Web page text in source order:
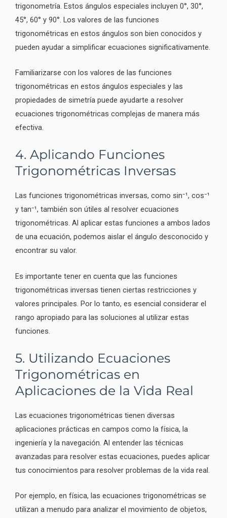
trigonometría. Estos ángulos especiales incluyen 0°, 30°,
45°, 60° y 90°. Los valores de las funciones
trigonométricas en estos ángulos son bien conocidos y
pueden ayudar a simplificar ecuaciones significativamente.
Familiarizarse con los valores de las funciones
trigonométricas en estos ángulos especiales y las
propiedades de simetría puede ayudarte a resolver
ecuaciones trigonométricas complejas de manera más
efectiva.
4. Aplicando Funciones
Trigonométricas Inversas
Las funciones trigonométricas inversas, como sin⁻¹, cos⁻¹
y tan⁻¹, también son útiles al resolver ecuaciones
trigonométricas. Al aplicar estas funciones a ambos lados
de una ecuación, podemos aislar el ángulo desconocido y
encontrar su valor.
Es importante tener en cuenta que las funciones
trigonométricas inversas tienen ciertas restricciones y
valores principales. Por lo tanto, es esencial considerar el
rango apropiado para las soluciones al utilizar estas
funciones.
5. Utilizando Ecuaciones
Trigonométricas en
Aplicaciones de la Vida Real
Las ecuaciones trigonométricas tienen diversas
aplicaciones prácticas en campos como la física, la
ingeniería y la navegación. Al entender las técnicas
avanzadas para resolver estas ecuaciones, puedes aplicar
tus conocimientos para resolver problemas de la vida real.
Por ejemplo, en física, las ecuaciones trigonométricas se
utilizan a menudo para analizar el movimiento de objetos,